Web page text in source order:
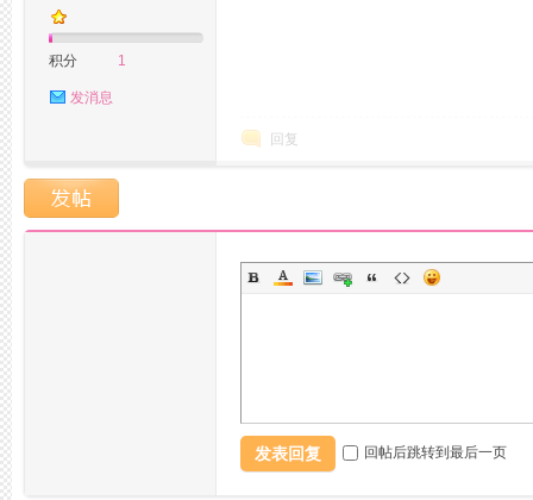
积分 1
发消息
回复
发表回复 回帖后跳转到最后一页